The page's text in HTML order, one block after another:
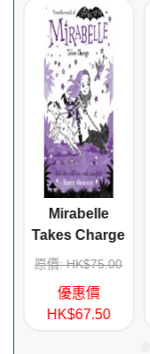
Mirabelle
Takes Charge
原價: HK$75.00
優惠價
HK$67.50